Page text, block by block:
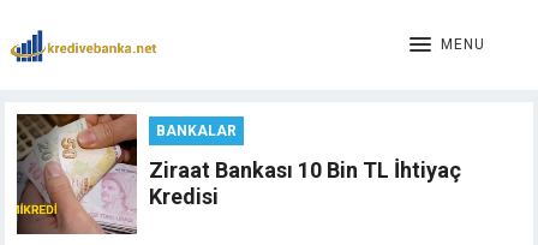
panel
panel
MENU
BANKALAR
Ziraat Bankası 10 Bin TL İhtiyaç
Kredisi